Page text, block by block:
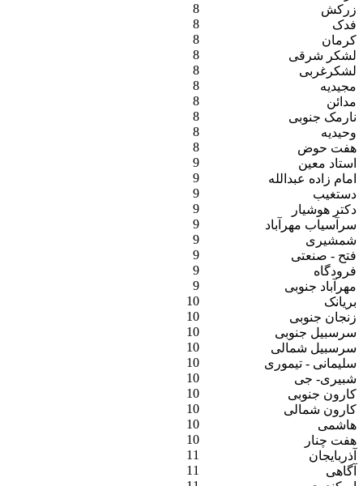
زرکش
8
فدک
8
کرمان
8
لشکر شرقی
8
لشکرغربی
8
مجیدیه
8
مدائن
8
نارمک جنوبی
8
وحیدیه
8
هفت حوض
8
استاد معین
9
امام زاده عبدالله
9
دستغیب
9
دکتر هوشیار
9
سرآسیاب مهرآباد
9
شمشیری
9
فتح - صنعتی
9
فرودگاه
9
مهرآباد جنوبی
9
بریانک
10
زنجان جنوبی
10
سرسبیل جنوبی
10
سرسبیل شمالی
10
سلیمانی - تیموری
10
شبیری- جی
10
کارون جنوبی
10
کارون شمالی
10
هاشمی
10
هفت چنار
10
آذربایجان
11
آگاهی
11